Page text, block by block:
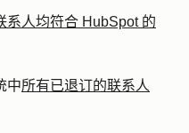
系人均符合 HubSpot 的
中所有已退订的联系人